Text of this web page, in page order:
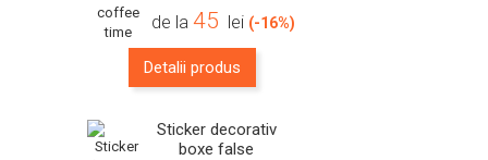
de la 45 lei (-16%)
Detalii produs
Sticker decorativ
boxe false